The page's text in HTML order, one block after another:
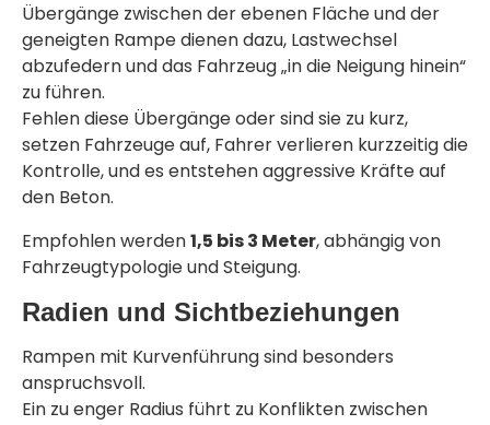
Übergänge zwischen der ebenen Fläche und der
geneigten Rampe dienen dazu, Lastwechsel
abzufedern und das Fahrzeug „in die Neigung hinein“
zu führen.
Fehlen diese Übergänge oder sind sie zu kurz,
setzen Fahrzeuge auf, Fahrer verlieren kurzzeitig die
Kontrolle, und es entstehen aggressive Kräfte auf
den Beton.
Empfohlen werden1,5 bis 3 Meter, abhängig von
Fahrzeugtypologie und Steigung.
Radien und Sichtbeziehungen
Rampen mit Kurvenführung sind besonders
anspruchsvoll.
Ein zu enger Radius führt zu Konflikten zwischen